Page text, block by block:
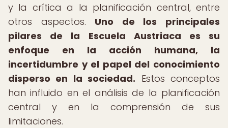
y la crítica a la planificación central, entre
otros aspectos. Uno de los principales
pilares de la Escuela Austriaca es su
enfoque en la acción humana, la
incertidumbre y el papel del conocimiento
disperso en la sociedad. Estos conceptos
han influido en el análisis de la planificación
central y en la comprensión de sus
limitaciones.